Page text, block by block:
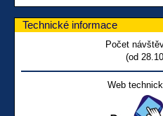
Technické informace
Počet
(od
Web